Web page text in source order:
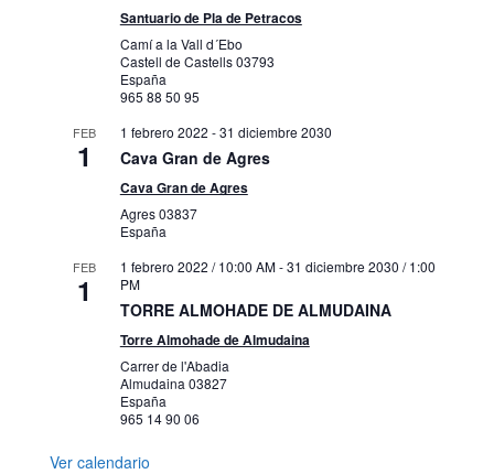
Santuario de Pla de Petracos
Camí a la Vall d´Ebo
Castell de Castells03793
España
965 88 50 95
FEB
1
1 febrero 2022 -31 diciembre 2030
Cava Gran de Agres
Cava Gran de Agres
Agres03837
España
FEB
1
1 febrero 2022 / 10:00 AM-31 diciembre 2030 / 1:00
PM
TORRE ALMOHADE DE ALMUDAINA
Torre Almohade de Almudaina
Carrer de l'Abadia
Almudaina 03827
España
965 14 90 06
Ver calendario